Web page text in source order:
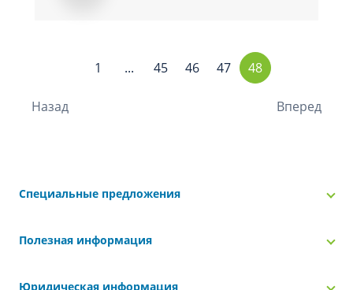
Назад
1 ... 45 46 47 48
Вперед
Специальные предложения
Полезная информация
Юридическая информация